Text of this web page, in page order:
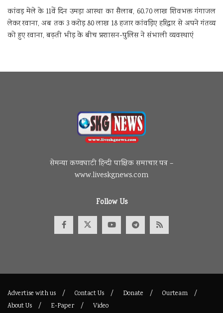
कांवड़ मेले के 11वें दिन उमड़ा आस्था का सैलाब, 60.70 लाख शिवभक्त गंगाजल
लेकर रवाना, अब तक 3 करोड़ 80 लाख 18 हजार कांवड़िए हरिद्वार से अपने गंतव्य
को हुए रवाना, बढ़ती भीड़ के बीच प्रशासन-पुलिस ने संभाली व्यवस्थाएं
सेमन्या कण्वघाटी हिन्दी पाक्षिक समाचार पत्र –
www.liveskgnews.com
Follow Us
Advertise with us Contact Us Donate
Ourteam
About Us
E-Paper Video